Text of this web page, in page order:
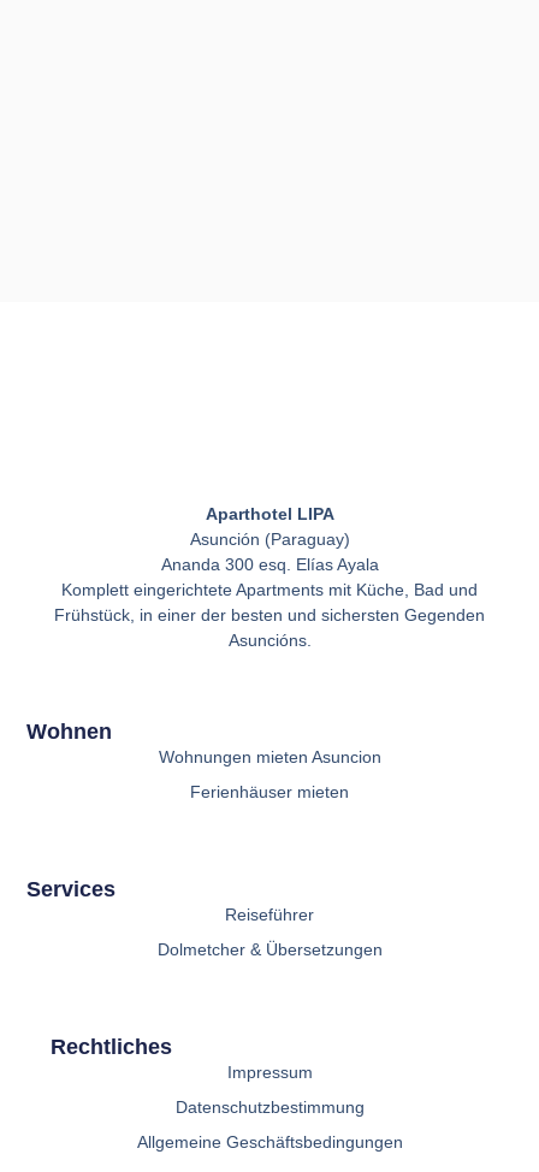
Aparthotel LIPA
Asunción (Paraguay)
Ananda 300 esq. Elías Ayala
Komplett eingerichtete Apartments mit Küche, Bad und
Frühstück, in einer der besten und sichersten Gegenden
Asuncións.
Wohnen
Wohnungen mieten Asuncion
Ferienhäuser mieten
Services
Reiseführer
Dolmetcher & Übersetzungen
Rechtliches
Impressum
Datenschutzbestimmung
Allgemeine Geschäftsbedingungen